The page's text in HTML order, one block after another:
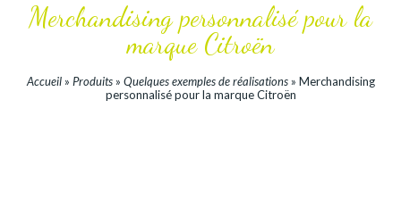
Merchandising personnalisé pour la
marque Citroën
Accueil» Produits» Quelques exemples de réalisations» Merchandising
personnalisé pour la marque Citroën